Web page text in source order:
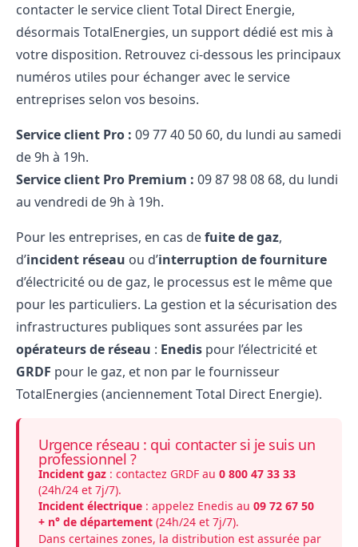
contacter le service client Total Direct Energie,
désormais TotalEnergies, un support dédié est mis à
votre disposition. Retrouvez ci-dessous les principaux
numéros utiles pour échanger avec le service
entreprises selon vos besoins.
Service client Pro : 09​ 77​ 40​ 50​ 60, du lundi au samedi
de 9h à 19h.
Service client Pro Premium : 09​ 87​ 98​ 08​ 68, du lundi
au vendredi de 9h à 19h.
Pour les entreprises, en cas defuite de gaz,
d’incident réseau ou d’interruption de fourniture
d’électricité ou de gaz, le processus est le même que
pour les particuliers. La gestion et la sécurisation des
infrastructures publiques sont assurées par les
opérateurs de réseau : Enedis pour l’électricité et
GRDF pour le gaz, et non par le fournisseur
TotalEnergies (anciennement Total Direct Energie).
Urgence réseau : qui contacter si je suis un
professionnel ?
Incident gaz : contactez GRDF au 0​ 800​ 47​ 33​ 33
(24h/24 et 7j/7).
Incident électrique : appelez Enedis au 09 72 67 50
+ n° de département (24h/24 et 7j/7).
Dans certaines zones, la distribution est assurée par